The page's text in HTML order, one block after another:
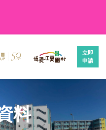
立即
申請
料